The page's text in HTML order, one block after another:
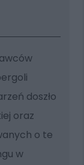
doszło
oraz
o te
w